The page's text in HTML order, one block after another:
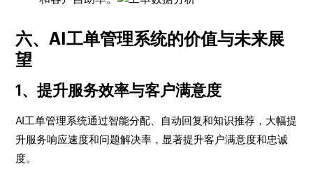
六、AI工单管理系统的价值与未来展
望
1、提升服务效率与客户满意度
AI工单管理系统通过智能分配、自动回复和知识推荐，大幅提
升服务响应速度和问题解决率，显著提升客户满意度和忠诚
度。